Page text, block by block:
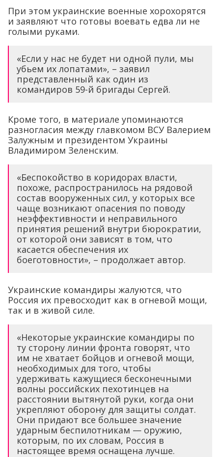
При этом украинские военные хорохорятся
и заявляют что готовы воевать едва ли не
голыми руками.
«Если у нас не будет ни одной пули, мы
убьем их лопатами», – заявил
представленный как один из
командиров 59-й бригады Сергей.
Кроме того, в материале упоминаются
разногласия между главкомом ВСУ Валерием
Залужным и президентом Украины
Владимиром Зеленским.
«Беспокойство в коридорах власти,
похоже, распространилось на рядовой
состав вооруженных сил, у которых все
чаще возникают опасения по поводу
неэффективности и неправильного
принятия решений внутри бюрократии,
от которой они зависят в том, что
касается обеспечения их
боеготовности», – продолжает автор.
Украинские командиры жалуются, что
Россия их превосходит как в огневой мощи,
так и в живой силе.
«Некоторые украинские командиры по
ту сторону линии фронта говорят, что
им не хватает бойцов и огневой мощи,
необходимых для того, чтобы
удерживать кажущиеся бесконечными
волны российских пехотинцев на
расстоянии вытянутой руки, когда они
укрепляют оборону для защиты солдат.
Они придают все большее значение
ударным беспилотникам — оружию,
которым, по их словам, Россия в
настоящее время оснащена лучше.